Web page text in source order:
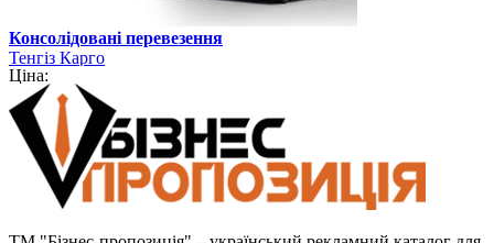
Консолідовані перевезення
Тенгіз Карго
Ціна: